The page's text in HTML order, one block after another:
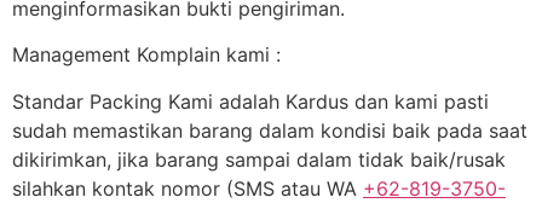
menginformasikan bukti pengiriman.
Management Komplain kami :
Standar Packing Kami adalah Kardus dan kami pasti
sudah memastikan barang dalam kondisi baik pada saat
dikirimkan, jika barang sampai dalam tidak baik/rusak
silahkan kontak nomor (SMS atau WA +62-819-3750-